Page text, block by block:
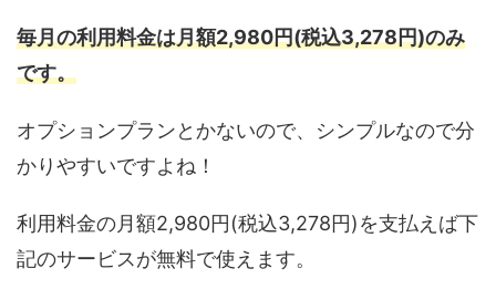
毎月の利用料金は月額2,980円(税込3,278円)のみ
です。
オプションプランとかないので、シンプルなので分
かりやすいですよね！
利用料金の月額2,980円(税込3,278円)を支払えば下
記のサービスが無料で使えます。